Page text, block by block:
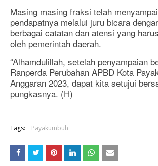
Masing masing fraksi telah
pendapatnya melalui juru bicara
berbagai catatan dan atensi yang
oleh pemerintah daerah.
“Alhamdulillah, setelah penyampaian
Ranperda Perubahan APBD Kota
Anggaran 2023, dapat kita setujui
pungkasnya. (H)
Tags: Payakumbuh